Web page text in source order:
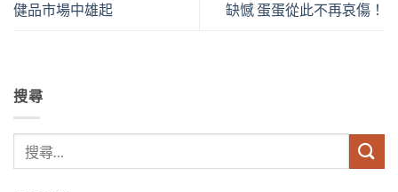
健品市場中雄起
缺憾 蛋蛋從此不再哀傷！
搜尋